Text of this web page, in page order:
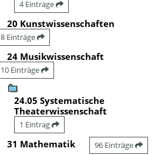
4 Einträge
20 Kunstwissenschaften
8 Einträge
24 Musikwissenschaft
10 Einträge
24.05 Systematische
Theaterwissenschaft
1 Eintrag
31 Mathematik 96 Einträge